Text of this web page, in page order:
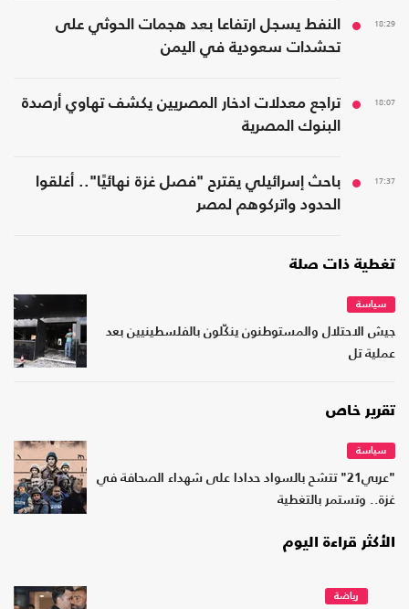
18:29
النفط يسجل ارتفاعا بعد هجمات الحوثي على
تحشدات سعودية في اليمن
18:07
تراجع معدلات ادخار المصريين يكشف تهاوي أرصدة
البنوك المصرية
17:37
باحث إسرائيلي يقترح "فصل غزة نهائيًا".. أغلقوا
الحدود واتركوهم لمصر
تغطية ذات صلة
سياسة
جيش الاحتلال والمستوطنون ينكّلون بالفلسطينيين بعد
عملية تل
تقرير خاص
سياسة
"عربي21" تتشح بالسواد حدادا على شهداء الصحافة في
غزة.. وتستمر بالتغطية
الأكثر قراءة اليوم
رياضة